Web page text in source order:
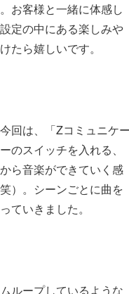
お客様と一緒に体感し
定の中にある楽しみや
たら嬉しいです。
回は、「Zコミュニケー
のスイッチを入れる、
ら音楽ができていく感
）。シーンごとに曲を
ていきました。
ループしているような